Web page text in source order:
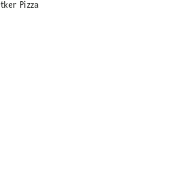
Pizza